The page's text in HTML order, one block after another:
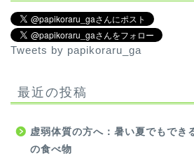
Tweets by papikoraru_ga
最近の投稿
虚弱体質の方へ：暑い夏でもでき
の食べ物